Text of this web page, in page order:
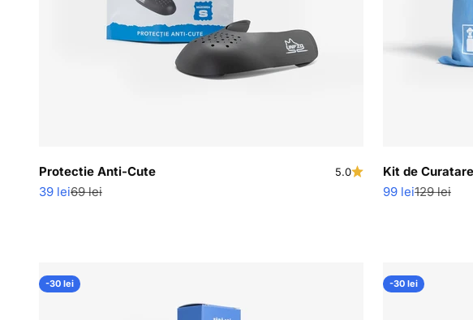
Protectie Anti-Cute 5.0
Pret redus
39 leiPret normal
69 lei
Kit de
Pret redus
99 leiPret normal
129 lei
-30 lei -30 lei